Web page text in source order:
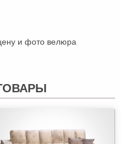
и фото велюра